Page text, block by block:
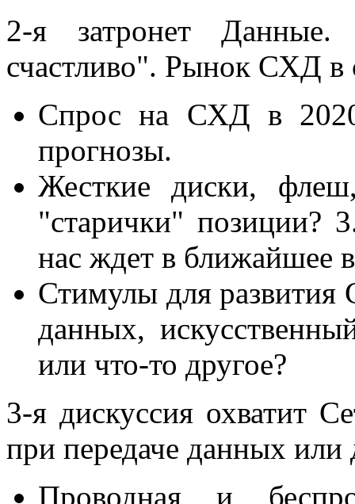
2-я затронет
счастливо". Рынок СХД в
Спрос на СХД в
прогнозы.
Жесткие диски,
"старички" позиции?
нас ждет в ближайшее
Стимулы для развития
данных,
или что-то другое?
3-я дискуссия охватит
при передаче данных или
Проводная и